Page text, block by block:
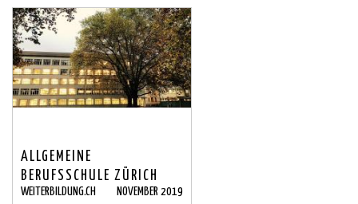
ALLGEMEINE
BERUFSSCHULE ZÜRICH
BILDET NEU HOTEL-
WEITERBILDUNG.CH NOVEMBER 2019